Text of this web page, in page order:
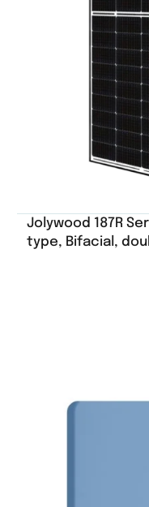
Jolywood 187R
type, Bifacial,